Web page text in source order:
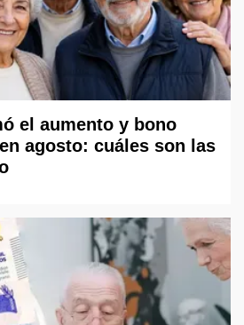
el aumento y bono
agosto: cuáles son las